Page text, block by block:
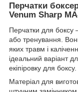
Перчатки
Venum Sharp
Перчатки для боксу
або тренування.
яких травм і
ідеальний варіант
екіпіровку для боксу.
Матеріал для